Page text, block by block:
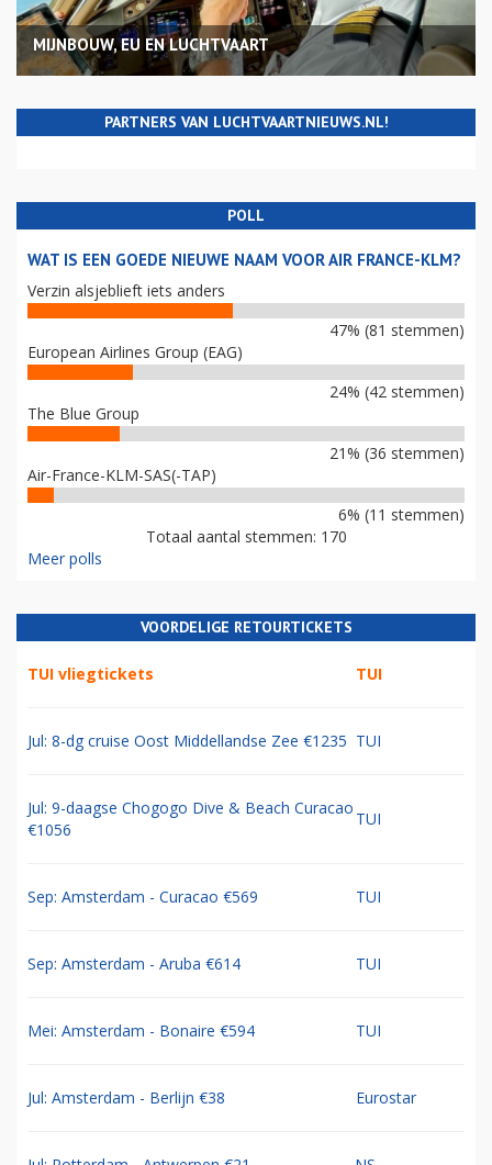
MIJNBOUW, EU EN LUCHTVAART
PARTNERS VAN LUCHTVAARTNIEUWS.NL!
POLL
WAT IS EEN GOEDE NIEUWE NAAM VOOR AIR FRANCE-KLM?
Verzin alsjeblieft iets anders
47% (81 stemmen)
European Airlines Group (EAG)
24% (42 stemmen)
The Blue Group
21% (36 stemmen)
Air-France-KLM-SAS(-TAP)
6% (11 stemmen)
Totaal aantal stemmen: 170
Meer polls
VOORDELIGE RETOURTICKETS
TUI vliegtickets TUI
Jul: 8-dg cruise Oost Middellandse Zee €1235 TUI
Jul: 9-daagse Chogogo Dive & Beach Curacao
€1056
TUI
Sep: Amsterdam - Curacao €569 TUI
Sep: Amsterdam - Aruba €614 TUI
Mei: Amsterdam - Bonaire €594 TUI
Jul: Amsterdam - Berlijn €38 Eurostar